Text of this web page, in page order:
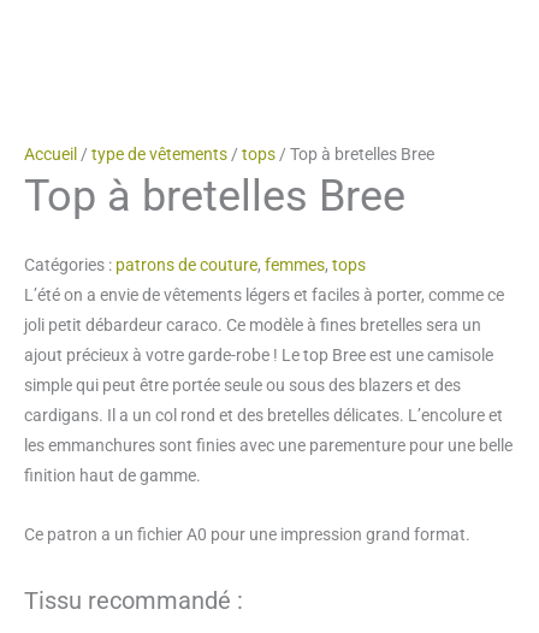
Accueil / type de vêtements / tops / Top à bretelles Bree
Top à bretelles Bree
Catégories : patrons de couture, femmes, tops
L’été on a envie de vêtements légers et faciles à porter, comme ce
joli petit débardeur caraco. Ce modèle à fines bretelles sera un
ajout précieux à votre garde-robe ! Le top Bree est une camisole
simple qui peut être portée seule ou sous des blazers et des
cardigans. Il a un col rond et des bretelles délicates. L’encolure et
les emmanchures sont finies avec une parementure pour une belle
finition haut de gamme.
Ce patron a un fichier A0 pour une impression grand format.
Tissu recommandé :